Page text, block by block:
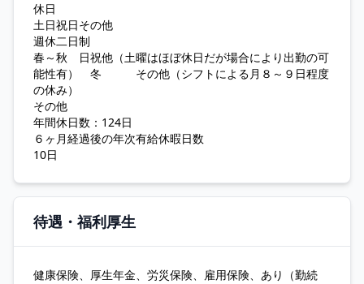
休日
土日祝日その他
週休二日制
春～秋 日祝他（土曜はほぼ休日だが場合により出勤の可
能性有） 冬 その他（シフトによる月８～９日程度
の休み）
その他
年間休日数：124日
６ヶ月経過後の年次有給休暇日数
10日
待遇・福利厚生
健康保険、厚生年金、労災保険、雇用保険、あり（勤続